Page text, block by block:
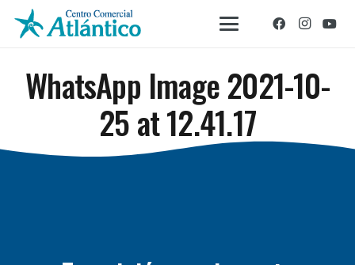
WhatsApp Image 2021-10-
25 at 12.41.17